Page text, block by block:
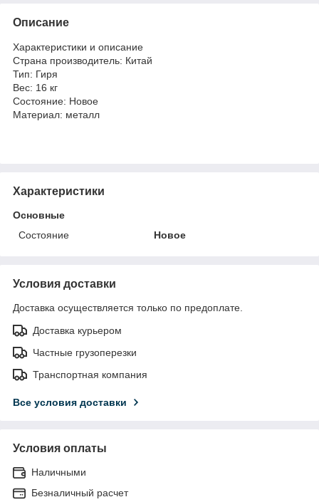
Описание
Характеристики и описание
Страна производитель: Китай
Тип: Гиря
Вес: 16 кг
Состояние: Новое
Материал: металл
Характеристики
Основные
Состояние
Новое
Условия доставки
Доставка осуществляется только по предоплате.
Доставка курьером
Частные грузоперезки
Транспортная компания
Все условия доставки
Условия оплаты
Наличными
Безналичный расчет